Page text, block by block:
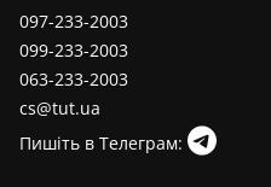
097-233-2003
099-233-2003
063-233-2003
cs@tut.ua
Пишіть в Телеграм: